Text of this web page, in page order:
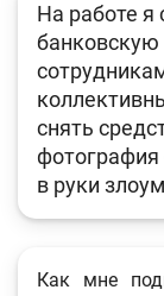
Карта
На работе
банковскую
снять
фотография
в руки
Как мне